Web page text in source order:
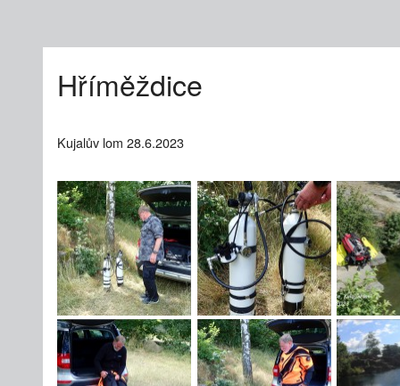
Hříměždice
Kujalův lom 28.6.2023